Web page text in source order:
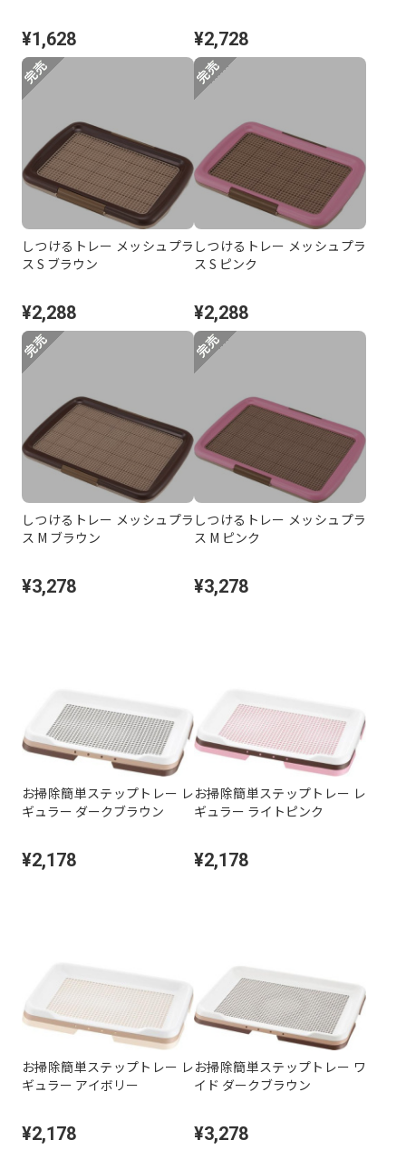
¥1,628 ¥2,728
しつけるトレー メッシュプラ
ス S ブラウン
¥2,288
しつけるトレー メッシュプラ
ス S ピンク
¥2,288
しつけるトレー メッシュプラ
ス M ブラウン
¥3,278
しつけるトレー メッシュプラ
ス M ピンク
¥3,278
お掃除簡単ステップトレー レ
ギュラー ダークブラウン
¥2,178
お掃除簡単ステップトレー レ
ギュラー ライトピンク
¥2,178
お掃除簡単ステップトレー レ
ギュラー アイボリー
¥2,178
お掃除簡単ステップトレー ワ
イド ダークブラウン
¥3,278